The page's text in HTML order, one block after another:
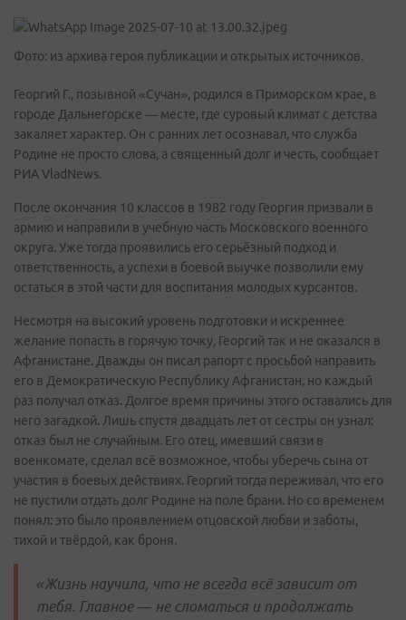
Фото: из архива героя публикации и открытых источников.
Георгий Г., позывной «Сучан», родился в Приморском крае, в
городе Дальнегорске — месте, где суровый климат с детства
закаляет характер. Он с ранних лет осознавал, что служба
Родине не просто слова, а священный долг и честь, сообщает
РИА VladNews.
После окончания 10 классов в 1982 году Георгия призвали в
армию и направили в учебную часть Московского военного
округа. Уже тогда проявились его серьёзный подход и
ответственность, а успехи в боевой выучке позволили ему
остаться в этой части для воспитания молодых курсантов.
Несмотря на высокий уровень подготовки и искреннее
желание попасть в горячую точку, Георгий так и не оказался в
Афганистане. Дважды он писал рапорт с просьбой направить
его в Демократическую Республику Афганистан, но каждый
раз получал отказ. Долгое время причины этого оставались для
него загадкой. Лишь спустя двадцать лет от сестры он узнал:
отказ был не случайным. Его отец, имевший связи в
военкомате, сделал всё возможное, чтобы уберечь сына от
участия в боевых действиях. Георгий тогда переживал, что его
не пустили отдать долг Родине на поле брани. Но со временем
понял: это было проявлением отцовской любви и заботы,
тихой и твёрдой, как броня.
«Жизнь научила, что не всегда всё зависит от
тебя. Главное — не сломаться и продолжать